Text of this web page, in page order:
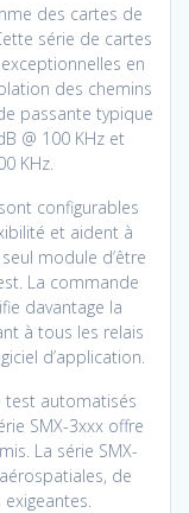
des cartes de
série de cartes
en
des chemins
passante typique
@ 100 KHz et
KHz.
configurables
et aident à
module d’être
La commande
davantage la
à tous les relais
d’application.
test automatisés
SMX-3xxx offre
La série SMX-
de